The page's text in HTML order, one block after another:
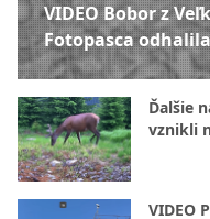
VIDEO Bobor z
Fotopasca
Ďalšie
vznikli
VIDEO